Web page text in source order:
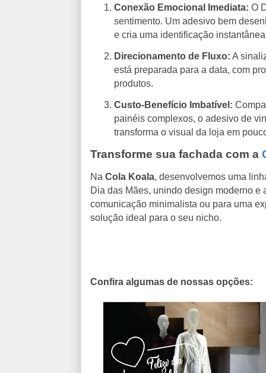
Conexão Emocional Imediata: O
sentimento. Um adesivo bem
e cria uma identificação
Direcionamento de Fluxo: A
está preparada para a data, com
produtos.
Custo-Benefício Imbatível:
painéis complexos, o adesivo de
transforma o visual da loja em
Transforme sua fachada com a
Na Cola Koala, desenvolvemos uma
Dia das Mães, unindo design moderno
comunicação minimalista ou para uma
solução ideal para o seu nicho.
Confira algumas de nossas opções: